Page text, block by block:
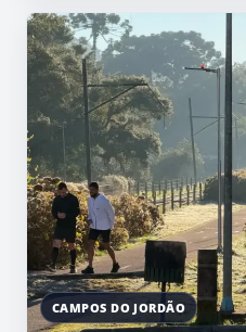
CAMPOS DO JORDÃO